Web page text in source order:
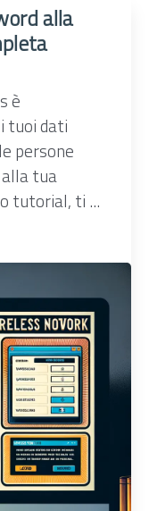
alla
è
tuoi dati
persone
tua
tutorial, ti ...